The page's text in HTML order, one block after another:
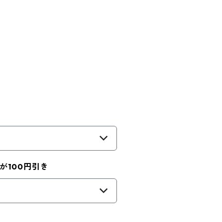
100円引き